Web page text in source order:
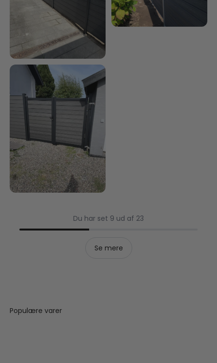
Du har set 9 ud af 23
Se mere